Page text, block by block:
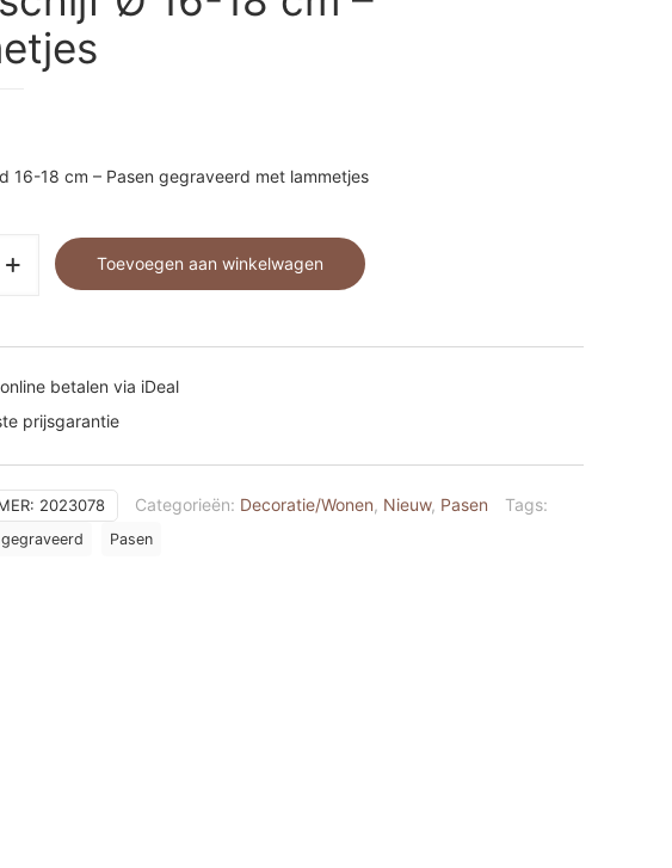
16-18 cm – Pasen gegraveerd met lammetjes
Toevoegen aan winkelwagen
betalen via iDeal
prijsgarantie
2023078 Categorieën: Decoratie/Wonen, Nieuw, Pasen Tags:
gegraveerd Pasen